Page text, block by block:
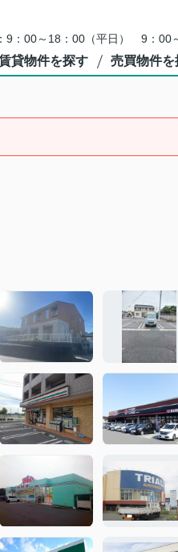
9：00～18：00（平日） 9：00
貸物件を探す 売買物件を